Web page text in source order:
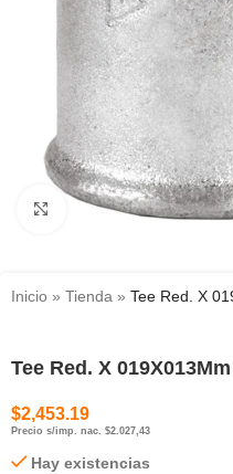
Haga clic para ampliar
Inicio » Tienda » Tee Red. X
Tee Red. X
$2,453.19
Precio s/imp. nac. $2.027,43
Hay existencias